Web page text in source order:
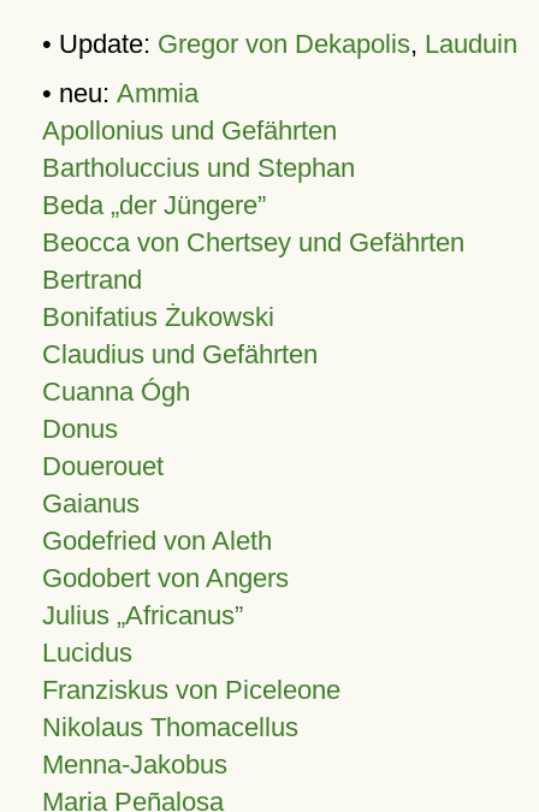
• Update: Gregor von Dekapolis, Lauduin
• neu: Ammia
Apollonius und Gefährten
Bartholuccius und Stephan
Beda „der Jüngere”
Beocca von Chertsey und Gefährten
Bertrand
Bonifatius Żukowski
Claudius und Gefährten
Cuanna Ógh
Donus
Douerouet
Gaianus
Godefried von Aleth
Godobert von Angers
Julius Africanus
Lucidus
Franziskus von Piceleone
Nikolaus Thomacellus
Menna-Jakobus
Maria Peñalosa